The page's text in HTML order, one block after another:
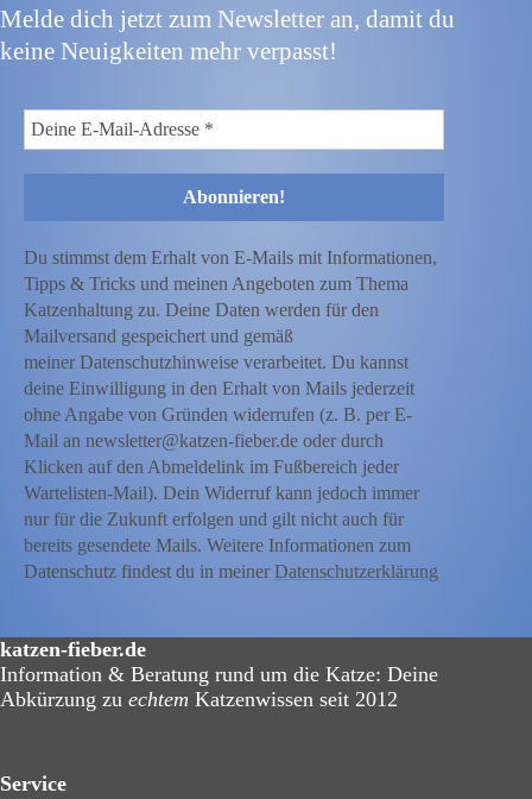
Melde dich jetzt zum Newsletter an, damit du
keine Neuigkeiten mehr verpasst!
Du stimmst dem Erhalt von E-Mails mit Informationen,
Tipps & Tricks und meinen Angeboten zum Thema
Katzenhaltung zu. Deine Daten werden für den
Mailversand gespeichert und gemäß
meiner Datenschutzhinweise verarbeitet. Du kannst
deine Einwilligung in den Erhalt von Mails jederzeit
ohne Angabe von Gründen widerrufen (z. B. per E-
Mail an newsletter@katzen-fieber.de oder durch
Klicken auf den Abmeldelink im Fußbereich jeder
Wartelisten-Mail). Dein Widerruf kann jedoch immer
nur für die Zukunft erfolgen und gilt nicht auch für
bereits gesendete Mails. Weitere Informationen zum
Datenschutz findest du in meinerDatenschutzerklärung
katzen-fieber.de
Information & Beratung rund um die Katze: Deine
Abkürzung zu echtem Katzenwissen seit 2012
Service